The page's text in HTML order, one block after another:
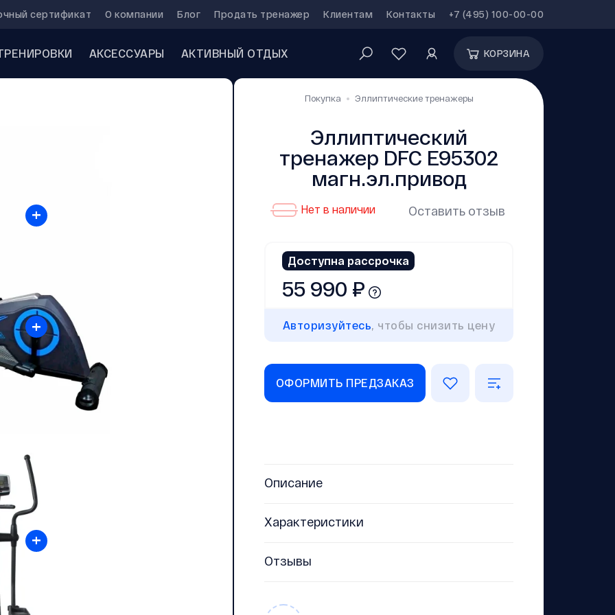
сертификат О компании Блог Продать тренажер Клиентам Контакты +7 (495) 100-00-00
АКСЕССУАРЫ АКТИВНЫЙ ОТДЫХ КОРЗИНА
+
+
+
Покупка Эллиптические тренажеры
Эллиптический
тренажер DFC E95302
магн.эл.привод
Нет в наличии Оставить отзыв
Доступна рассрочка
55 990 ₽
Авторизуйтесь, чтобы снизить цену
ОФОРМИТЬ ПРЕДЗАКАЗ
Описание
Характеристики
Отзывы